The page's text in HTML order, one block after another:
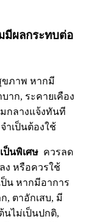
มีผลกระทบต่อ
ขภาพ หากมี
าก, ระคายเคือง
กลางแจ้งทันที
เป็นต้องใช้
ป็นพิเศษ ควรลด
ง หรือควรใช้
น หากมีอาการ
, ตาอักเสบ, มี
นไม่เป็นปกติ,